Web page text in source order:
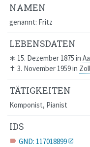
NAMEN
genannt: Fritz
LEBENSDATEN
∗ 15. Dezember 1875 in
✝ 3. November 1959in
TÄTIGKEITEN
Komponist, Pianist
IDS
label GND: 117018899